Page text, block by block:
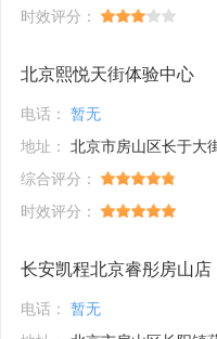
时效评分：
北京熙悦天街体验中心
电话： 暂无
地址： 北京市房山区长于大
综合评分：
时效评分：
长安凯程北京睿彤房山店
电话： 暂无